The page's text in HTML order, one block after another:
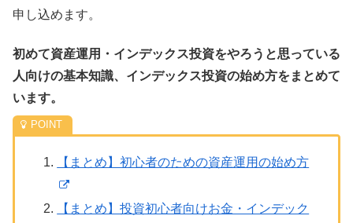
申し込めます。
初めて資産運用・インデックス投資をやろうと思っている
人向けの基本知識、インデックス投資の始め方をまとめて
います。
【まとめ】初心者のための資産運用の始め方
【まとめ】投資初心者向けお金・インデック